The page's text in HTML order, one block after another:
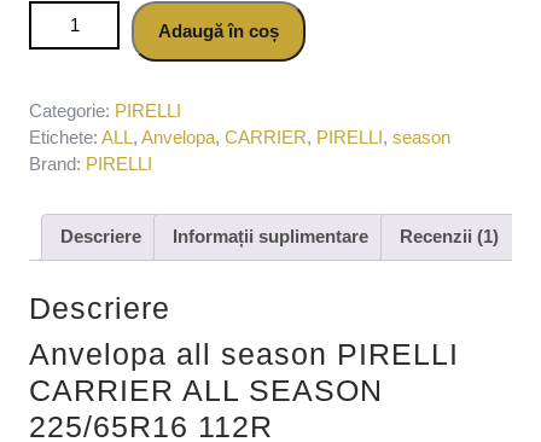
Cantitate Anvelopa all season PIRELLI CARRIER ALL
SEASON 225/65R16 112R
Adaugă în coș
Categorie: PIRELLI
Etichete: ALL, Anvelopa, CARRIER, PIRELLI, season
Brand: PIRELLI
Descriere Informații suplimentare Recenzii (1)
Descriere
Anvelopa all season PIRELLI
CARRIER ALL SEASON
225/65R16 112R